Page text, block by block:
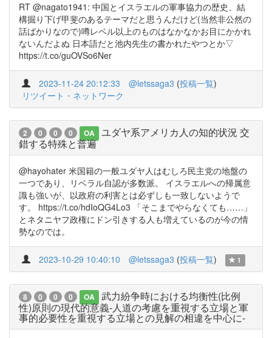
RT @nagato1941: 中国とイスラエルの軍事協力の歴史、結
構掘り下げ甲斐のあるテーマだと思うんだけど(当然非公然の
話ばかりなので)噂レベル以上のものはなかなかお目にかかれ
ないんだよぬ 日本語だと池内先生の書かれたやつとか▽
https://t.co/guOVSo6Ner
2023-11-24 20:12:33 @letssaga3 (投稿一覧)
リツイート・ネットワーク
2 0 0 0 OA
ユダヤ系アメリカ人の知的状況 交
錯する特殊と普遍
@hayohater 米国籍の一般ユダヤ人はむしろ民主党の地盤の
一つであり、リベラル自認が多数派。 イスラエルへの帰属意
識も強いが、以政府の利害とは必ずしも一致しないようで
す。 https://t.co/hdIoQG4Lo3 「そこまでやらなくても……」
とネタニヤフ政権にドン引きする人も増えているのが今の情
勢なのでは。
2023-10-29 10:40:10 @letssaga3 (投稿一覧) 1
8 0 0 0 OA
武力紛争時における均衡性(比例
性)原則の現代的意義-人道の考慮を重視する立場と軍
事的必要性を重視する立場との見解の相違を中心に-